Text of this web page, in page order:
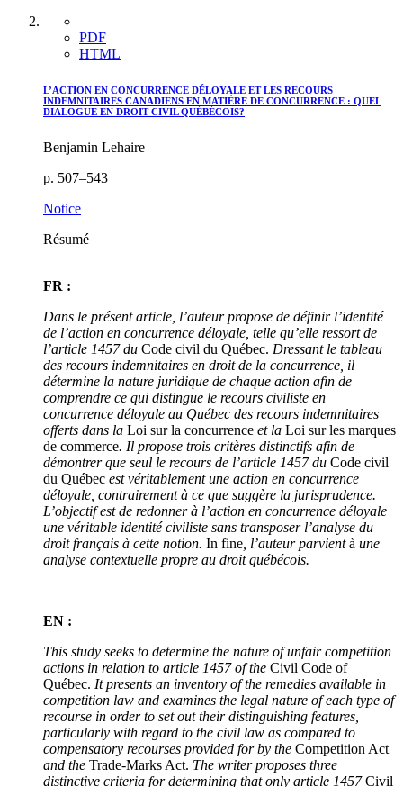
PDF
HTML
L’ACTION EN CONCURRENCE DÉLOYALE ET LES RECOURS
INDEMNITAIRES CANADIENS EN MATIÈRE DE CONCURRENCE : QUEL
DIALOGUE EN DROIT CIVIL QUÉBÉCOIS?
Benjamin Lehaire
p. 507–543
Notice
Résumé
FR :
Dans le présent article, l’auteur propose de définir l’identité
de l’action en concurrence déloyale, telle qu’elle ressort de
l’article 1457 du Code civil du Québec. Dressant le tableau
des recours indemnitaires en droit de la concurrence, il
détermine la nature juridique de chaque action afin de
comprendre ce qui distingue le recours civiliste en
concurrence déloyale au Québec des recours indemnitaires
offerts dans la Loi sur la concurrence et la Loi sur les marques
de commerce. Il propose trois critères distinctifs afin de
démontrer que seul le recours de l’article 1457 du Code civil
du Québec est véritablement une action en concurrence
déloyale, contrairement à ce que suggère la jurisprudence.
L’objectif est de redonner à l’action en concurrence déloyale
une véritable identité civiliste sans transposer l’analyse du
droit français à cette notion. In fine , l’auteur parvientà une
analyse contextuelle propre au droit québécois.
EN :
This study seeks to determine the nature of unfair competition
actions in relation to article 1457 of the Civil Code of
Québec. It presents an inventory of the remedies available in
competition law and examines the legal nature of each type of
recourse in order to set out their distinguishing features,
particularly with regard to the civil law as compared to
compensatory recourses provided for by the Competition Act
and the Trade-Marks Act. The writer proposes three
distinctive criteria for determining that only article 1457Civil